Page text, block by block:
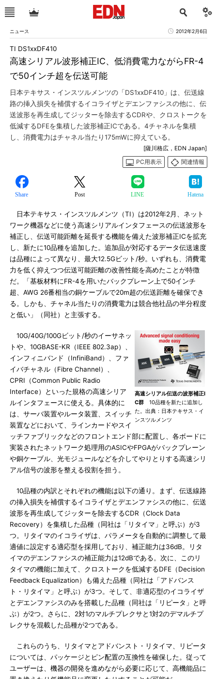
ニュース 2012年2月6日
高速シリアル波形補正IC、低消費電力ながらFR-4
で50インチ超を伝送可能
TI DS1xxDF410
日本テキサス・インスツルメンツの「DS1xxDF410」は、伝送線
路の挿入損失を補償するイコライザとデエンファシスの他に、伝
送波形を再生成してジッターを除去するCDRや、クロストークを
低減するDFEを集積した波形補正ICである。4チャネルを集積
し、消費電力はチャネル当たり175mWに抑えている。
[薩川格広，EDN Japan]
PC用表示
関連情報
Share Post LINE Hatena
日本テキサス・インスツルメンツ（TI）は2012年2月、ネット
ワーク機器などに使う高速シリアルインタフェースの伝送波形を
補正し、伝送可能距離を延長する機能を備えた波形補正ICを拡充
し、新たに10品種を追加した。追加品が対応するデータ伝送速度
は品種によって異なり、最大12.5Gビット/秒。いずれも、消費電
力を低く抑えつつ伝送可能距離の改善性能を高めたことが特徴
だ。「基板材料にFR-4を用いたバックプレーン上で50インチ
超、AWG 26番相当の銅ケーブルで20m超の伝送距離を確保でき
る。しかも、チャネル当たりの消費電力は競合他社品の半分程度
と低い」（同社）と主張する。
高速シリアル伝送の波形補正I
C群 10品種を新たに追加し
た。出典：日本テキサス・イ
ンスツルメンツ
10G/40G/100Gビット/秒のイーサネッ
トや、10GBASE-KR（IEEE 802.3ap）、
インフィニバンド（InfiniBand）、ファ
イバチャネル（Fibre Channel）、
CPRI（Common Public Radio
Interface）といった規格の高速シリア
ルインタフェースに使える。具体的に
は、サーバ装置やルータ装置、スイッチ
装置などにおいて、ラインカードやスイ
ッチファブリックなどのフロントエンド部に配置し、各ボードに
実装されたネットワーク処理用のASICやFPGAがバックプレーン
や銅ケーブル、光モジュールなどを介してやりとりする高速シリ
アル信号の波形を整える役割を担う。
10品種の内訳とそれぞれの機能は以下の通り。まず、伝送線路
の挿入損失を補償するイコライザとデエンファシスの他に、伝送
波形を再生成してジッターを除去するCDR（Clock Data
Recovery）を集積した品種（同社は「リタイマ」と呼ぶ）が3
つ。リタイマのイコライザは、パラメータを自動的に調整して最
適値に設定する適応型を採用しており、補正能力は36dB。リタ
イマのデエンファシスの補正能力は12dBである。次に、このリ
タイマの機能に加えて、クロストークを低減するDFE（Decision
Feedback Equalization）も備えた品種（同社は「アドバンス
ト・リタイマ」と呼ぶ）が3つ。そして、非適応型のイコライザ
とデエンファシスのみを搭載した品種（同社は「リピータ」と呼
ぶ）が2つ。さらに、2対1のマルチプレクサと1対2のデマルチプ
レクサを混載した品種が2つである。
これらのうち、リタイマとアドバンスト・リタイマ、リピータ
については、パッケージとピン配置の互換性を確保した。従って
ユーザーは、機器の開発を進めながら必要に応じて、高機能品に